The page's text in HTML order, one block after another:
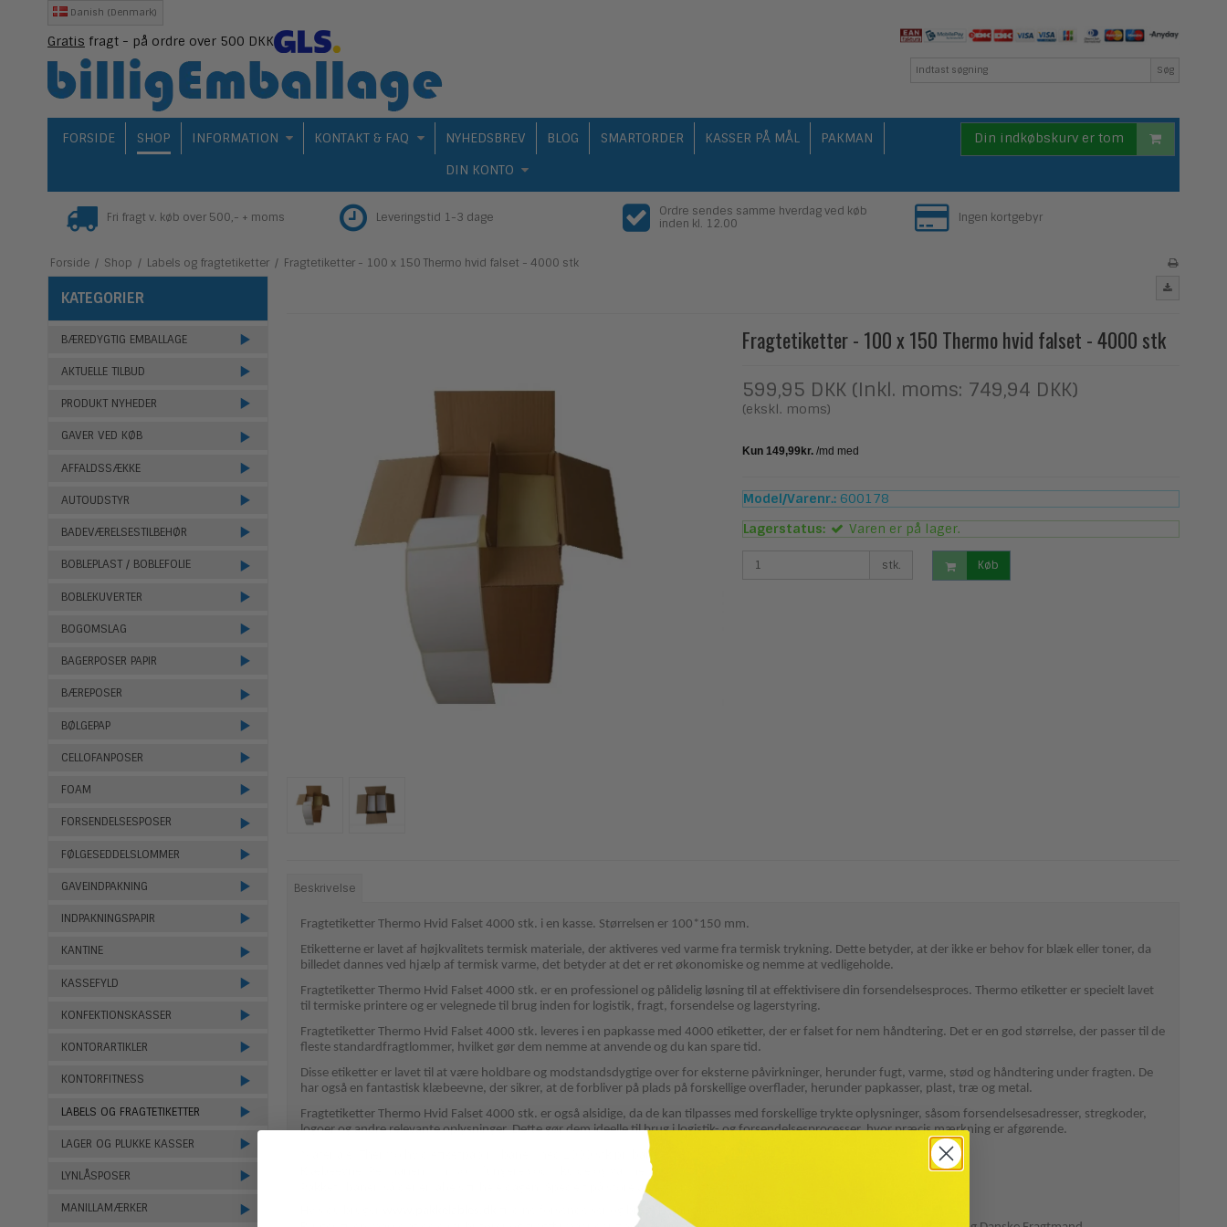
Danish (Denmark)
Gratis fragt - på ordre over 500 DKK
Søg
FORSIDE SHOP INFORMATION KONTAKT & FAQ NYHEDSBREV BLOG SMARTORDER KASSER PÅ MÅL
PAKMAN
DIN KONTO
Din indkøbskurv er tom
Fri fragt v. køb over 500,- + moms Leveringstid 1-3 dage
Ordre sendes samme hverdag ved køb
inden kl. 12.00
Ingen kortgebyr
Forside / Shop / Labels og fragtetiketter / Fragtetiketter - 100 x 150 Thermo hvid falset - 4000 stk
KATEGORIER
BÆREDYGTIG EMBALLAGE
AKTUELLE TILBUD
PRODUKT NYHEDER
GAVER VED KØB
AFFALDSSÆKKE
AUTOUDSTYR
BADEVÆRELSESTILBEHØR
BOBLEPLAST / BOBLEFOLIE
BOBLEKUVERTER
BOGOMSLAG
BAGERPOSER PAPIR
BÆREPOSER
BØLGEPAP
CELLOFANPOSER
FOAM
FORSENDELSESPOSER
FØLGESEDDELSLOMMER
GAVEINDPAKNING
INDPAKNINGSPAPIR
KANTINE
KASSEFYLD
KONFEKTIONSKASSER
KONTORARTIKLER
KONTORFITNESS
LABELS OG FRAGTETIKETTER
LAGER OG PLUKKE KASSER
LYNLÅSPOSER
MANILLAMÆRKER
Fragtetiketter - 100 x 150 Thermo hvid falset - 4000 stk
599,95 DKK (Inkl. moms: 749,94 DKK)
(ekskl. moms)
Model/Varenr.: 600178
Lagerstatus:
Varen er på lager.
stk. Køb
Beskrivelse
Fragtetiketter Thermo Hvid Falset 4000 stk. i en kasse. Størrelsen er 100*150 mm.
Etiketterne er lavet af højkvalitets termisk materiale, der aktiveres ved varme fra termisk trykning. Dette betyder, at der ikke er behov for blæk eller toner, da
billedet dannes ved hjælp af termisk varme, det betyder at det er ret økonomiske og nemme at vedligeholde.
Fragtetiketter Thermo Hvid Falset 4000 stk. er en professionel og pålidelig løsning til at effektivisere din forsendelsesproces. Thermo etiketter er specielt lavet
til termiske printere og er velegnede til brug inden for logistik, fragt, forsendelse og lagerstyring.
Fragtetiketter Thermo Hvid Falset 4000 stk. leveres i en papkasse med 4000 etiketter, der er falset for nem håndtering. Det er en god størrelse, der passer til de
fleste standardfragtlommer, hvilket gør dem nemme at anvende og du kan spare tid.
Disse etiketter er lavet til at være holdbare og modstandsdygtige over for eksterne påvirkninger, herunder fugt, varme, stød og håndtering under fragten. De
har også en fantastisk klæbeevne, der sikrer, at de forbliver på plads på forskellige overflader, herunder papkasser, plast, træ og metal.
Fragtetiketter Thermo Hvid Falset 4000 stk. er også alsidige, da de kan tilpasses med forskellige trykte oplysninger, såsom forsendelsesadresser, stregkoder,
logoer og andre relevante oplysninger. Dette gør dem ideelle til brug i logistik- og forsendelsesprocesser, hvor præcis mærkning er afgørende.
Materiale: Thermo hvid etiketpapir, i baner med 2000 stk pr. bane
Pakket i baner, så der er labels til hele dagen. Specielt på store anlæg er dette er fordel.
til dine forsendelser og bruger mange labels så er dette løsningen.